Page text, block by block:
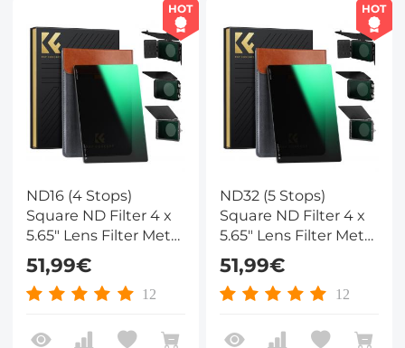
HOT
ND16 (4 Stops)
Square ND Filter 4 x
5.65" Lens Filter Met
Neutrale Dichtheid
Compatibel met Tilta
Compatibel en
51,99€
12
HOT
ND32 (5 Stops)
Square ND Filter 4 x
5.65" Lens Filter Met
Neutrale Dichtheid
Compatibel met Tilta
Compatibel en
51,99€
12